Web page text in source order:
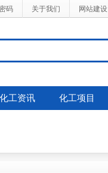
码 关于我们 网站建设
化工资讯 化工项目